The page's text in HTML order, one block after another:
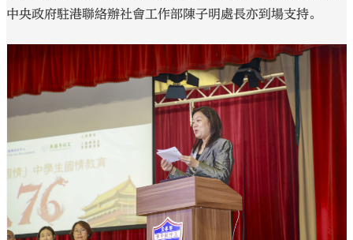
中央政府駐港聯絡辦社會工作部陳子明處長亦到場支持。